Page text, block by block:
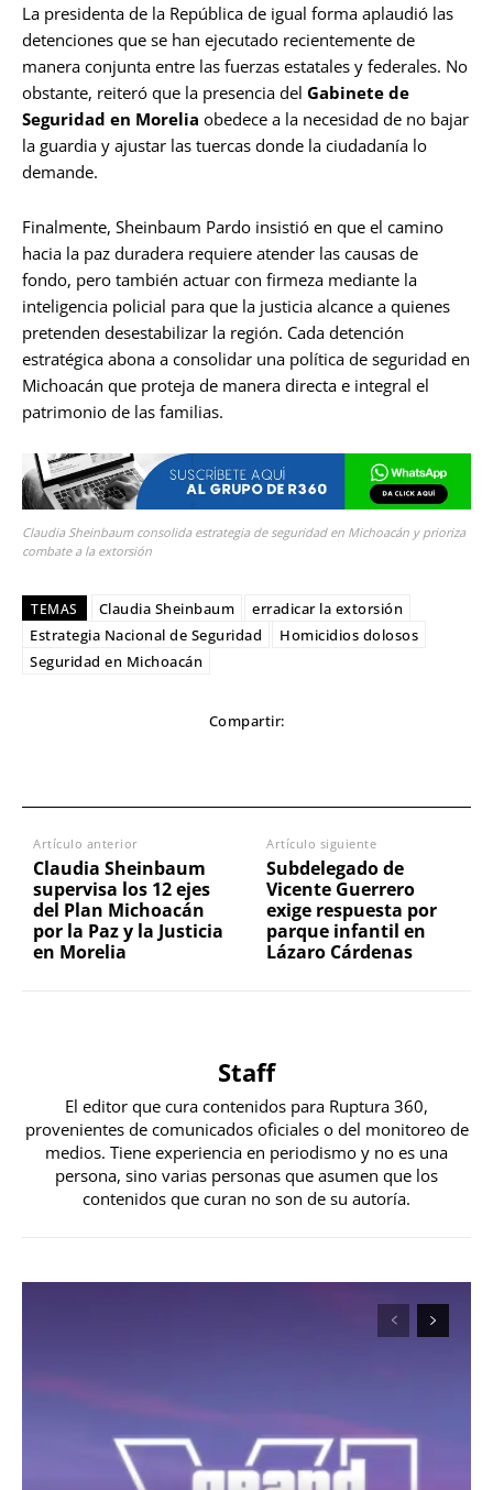
La presidenta de la República de igual forma aplaudió las
detenciones que se han ejecutado recientemente de
manera conjunta entre las fuerzas estatales y federales. No
obstante, reiteró que la presencia del Gabinete de
Seguridad en Morelia obedece a la necesidad de no bajar
la guardia y ajustar las tuercas donde la ciudadanía lo
demande.
Finalmente, Sheinbaum Pardo insistió en que el camino
hacia la paz duradera requiere atender las causas de
fondo, pero también actuar con firmeza mediante la
inteligencia policial para que la justicia alcance a quienes
pretenden desestabilizar la región. Cada detención
estratégica abona a consolidar una política de seguridad en
Michoacán que proteja de manera directa e integral el
patrimonio de las familias.
Claudia Sheinbaum consolida estrategia de seguridad en Michoacán y prioriza
combate a la extorsión
TEMAS Claudia Sheinbaum
erradicar la extorsión
Estrategia Nacional de Seguridad
Homicidios dolosos
Seguridad en Michoacán
Compartir:
Artículo anterior
Claudia Sheinbaum
supervisa los 12 ejes
del Plan Michoacán
por la Paz y la Justicia
en Morelia
Artículo siguiente
Subdelegado de
Vicente Guerrero
exige respuesta por
parque infantil en
Lázaro Cárdenas
Staff
El editor que cura contenidos para Ruptura 360,
provenientes de comunicados oficiales o del monitoreo de
medios. Tiene experiencia en periodismo y no es una
persona, sino varias personas que asumen que los
contenidos que curan no son de su autoría.